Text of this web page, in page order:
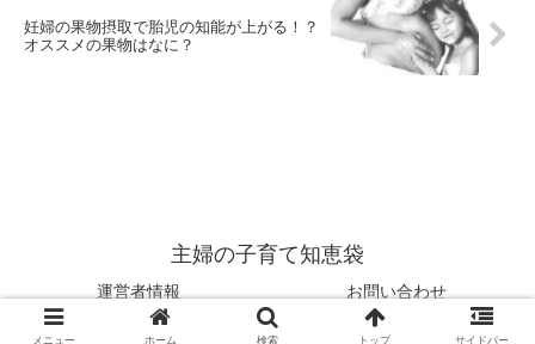
妊婦の果物摂取で胎児の知能が上がる！？
オススメの果物はなに？
主婦の子育て知恵袋
運営者情報 お問い合わせ
© 2018 主婦の子育て知恵袋.
メニュー ホーム 検索 トップ サイドバー